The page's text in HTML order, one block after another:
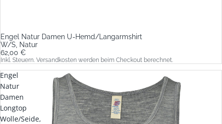
Engel Natur Damen U-Hemd/Langarmshirt
W/S, Natur
62,00 €
Inkl. Steuern. Versandkosten werden beim Checkout berechnet.
Engel
Natur
Damen
Longtop
Wolle/Seide,